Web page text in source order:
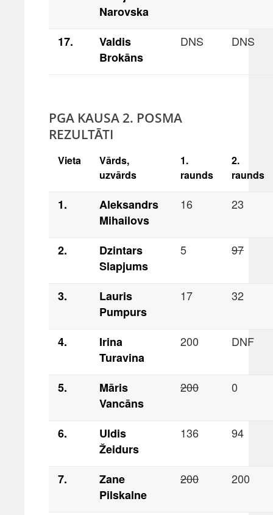
Narovska
17.
Valdis
Brokāns
DNS DNS
PGA KAUSA 2. POSMA
REZULTĀTI
Vieta
Vārds,
uzvārds
1.
raunds
2.
raunds
1.
Aleksandrs
Mihailovs
16 23
2.
Dzintars
Slapjums
5 97
3.
Lauris
Pumpurs
17 32
4.
Irina
Turavina
200 DNF
5.
Māris
Vancāns
200 0
6.
Uldis
Žeidurs
136 94
7.
Zane
Pilskalne
200 200